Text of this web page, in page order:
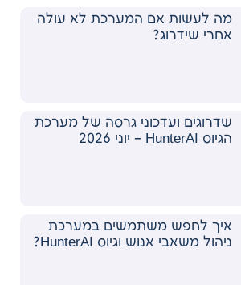
מה לעשות אם המערכת לא עולה
אחרי שידרוג?
שדרוגים ועדכוני גרסה של מערכת
הגיוס HunterAI – יוני 2026
איך לחפש משתמשים במערכת
ניהול משאבי אנוש וגיוס HunterAI?